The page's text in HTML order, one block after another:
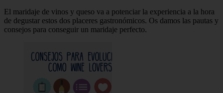
El maridaje de vinos y queso va a potenciar la experiencia a la hora
de degustar estos dos placeres gastronómicos. Os damos las pautas y
consejos para conseguir un maridaje perfecto.